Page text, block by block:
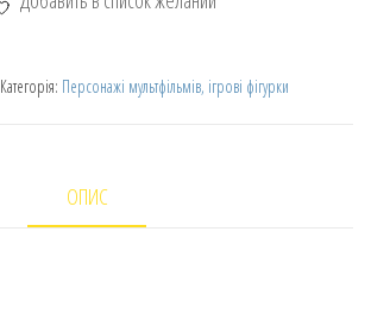
Категорія: Персонажі мультфільмів, ігрові фігурки
ОПИС